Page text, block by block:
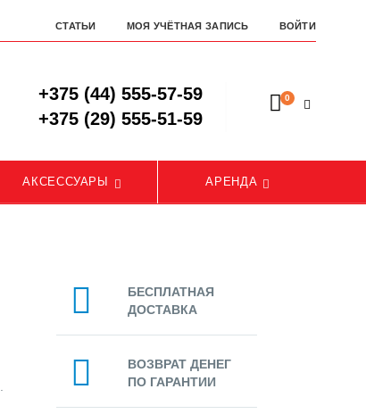
СТАТЬИ МОЯ УЧЁТНАЯ ЗАПИСЬ ВОЙТИ
+375 (44) 555-57-59
+375 (29) 555-51-59
0
АКСЕССУАРЫ АРЕНДА
БЕСПЛАТНАЯ
ДОСТАВКА
ВОЗВРАТ ДЕНЕГ
ПО ГАРАНТИИ